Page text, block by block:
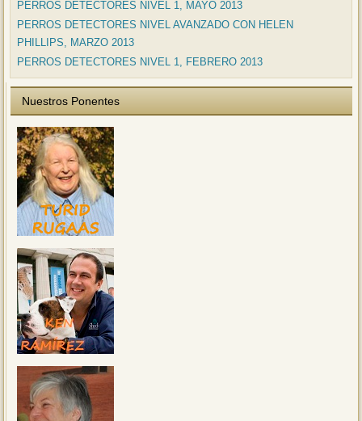
PERROS DETECTORES NIVEL 1, MAYO 2013
PERROS DETECTORES NIVEL AVANZADO CON HELEN
PHILLIPS, MARZO 2013
PERROS DETECTORES NIVEL 1, FEBRERO 2013
Nuestros Ponentes